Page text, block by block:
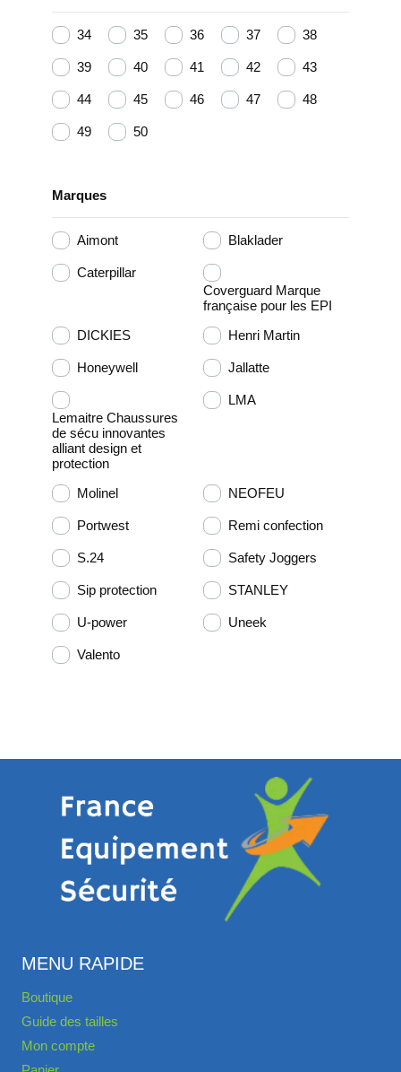
34 35 36 37 38
39 40 41 42 43
44 45 46 47 48
49 50
Marques
Aimont Blaklader
Caterpillar
Coverguard Marque
française pour les EPI
DICKIES
Henri Martin
Honeywell Jallatte
Lemaitre Chaussures
de sécu innovantes
alliant design et
protection
LMA
Molinel NEOFEU
Portwest Remi confection
S.24 Safety Joggers
Sip protection STANLEY
U-power Uneek
Valento
MENU RAPIDE
Boutique
Guide des tailles
Mon compte